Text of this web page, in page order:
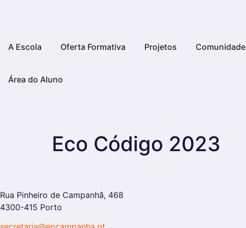
A Escola Oferta Formativa Projetos Comunidade
Área do Aluno
Eco Código 2023
Rua Pinheiro de Campanhã, 468
4300-415 Porto